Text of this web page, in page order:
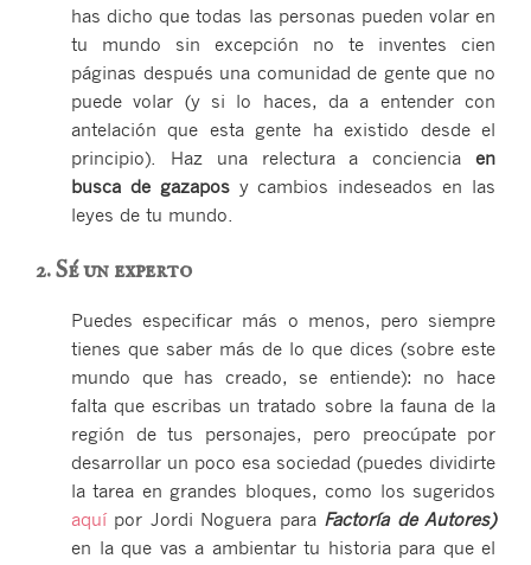
has dicho que todas las personas pueden volar en
tu mundo sin excepción no te inventes cien
páginas después una comunidad de gente que no
puede volar (y si lo haces, da a entender con
antelación que esta gente ha existido desde el
principio). Haz una relectura a conciencia en
busca de gazaposy cambios indeseados en las
leyes de tu mundo.
2. Sé un experto
Puedes especificar más o menos, pero siempre
tienes que saber más de lo que dices (sobre este
mundo que has creado, se entiende): no hace
falta que escribas un tratado sobre la fauna de la
región de tus personajes, pero preocúpate por
desarrollar un poco esa sociedad (puedes dividirte
la tarea en grandes bloques, como los sugeridos
aquí por Jordi Noguera para Factoría de Autores)
en la que vas a ambientar tu historia para que el